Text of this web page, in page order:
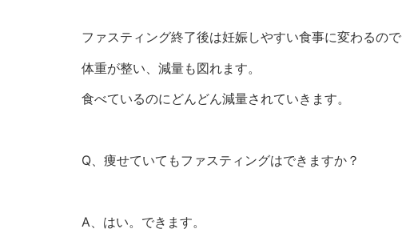
ファスティング終了後は妊娠しやすい食事に変わるので
体重が整い、減量も図れます。
食べているのにどんどん減量されていきます。
Q、痩せていてもファスティングはできますか？
A、はい。できます。